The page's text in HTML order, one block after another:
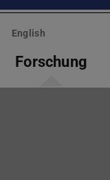
English
Forschung